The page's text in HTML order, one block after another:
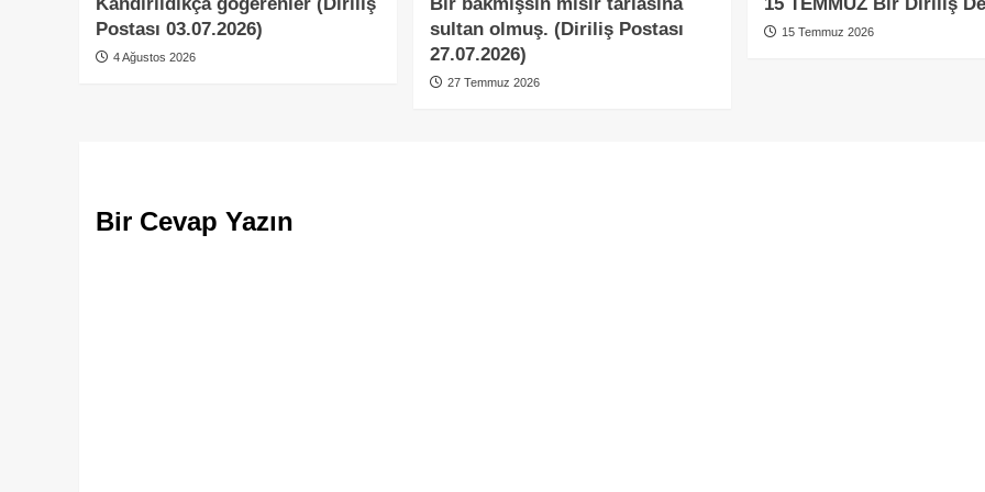
Postası 03.07.2026)
4 Ağustos 2026
sultan olmuş. (Diriliş Postası
27.07.2026)
27 Temmuz 2026
15 Temmuz 2026
Bir Cevap Yazın